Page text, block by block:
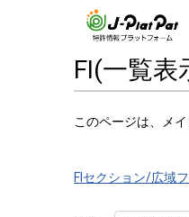
FI(一覧表
このページは、メ
FIセクション/広域